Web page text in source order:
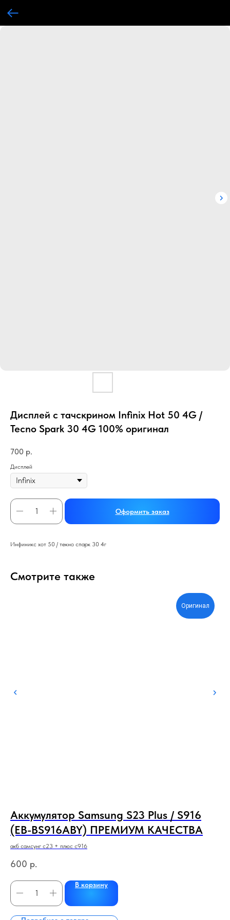
Дисплей с тачскрином Infinix Hot 50 4G /
Tecno Spark 30 4G 100% оригинал
700 р.
Дисплей
Оформить заказ
Инфиникс хот 50 / текно спарк 30 4г
Смотрите также
Оригинал
Аккумулятор Samsung S23 Plus / S916
(EB-BS916ABY) ПРЕМИУМ КАЧЕСТВА
акб самсунг с23 + плюс с916
600 р.
В корзину